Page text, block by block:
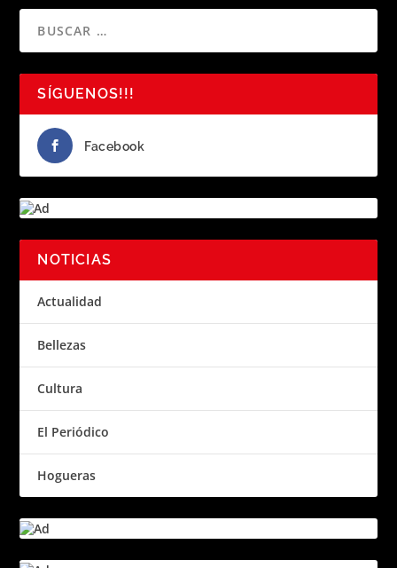
SÍGUENOS!!!
Facebook
NOTICIAS
Actualidad
Bellezas
Cultura
El Periódico
Hogueras